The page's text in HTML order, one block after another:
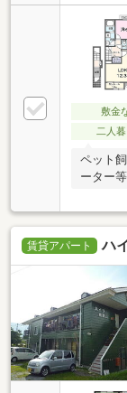
敷金
二人暮
ペット
ーター
賃貸アパート ハ